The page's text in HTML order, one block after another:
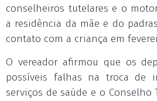
conselheiros tutelares e o
a residência da mãe e do
contato com a criança em
O vereador afirmou que os
possíveis falhas na troca de
serviços de saúde e o Conselho